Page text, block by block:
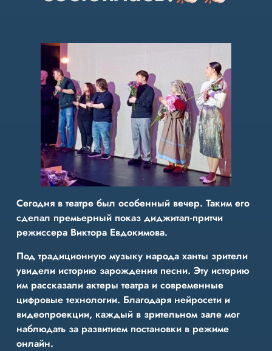
Сегодня в театре был особенный вечер. Таким его
сделал премьерный показ диджитал-притчи
режиссера Виктора Евдокимова.
Под традиционную музыку народа ханты зрители
увидели историю зарождения песни. Эту историю
им рассказали актеры театра и современные
цифровые технологии. Благодаря нейросети и
видеопроекции, каждый в зрительном зале мог
наблюдать за развитием постановки в режиме
онлайн.